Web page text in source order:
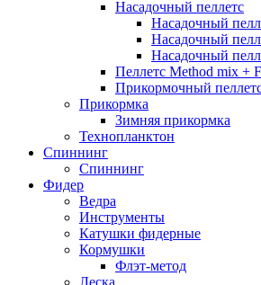
Насадочный пеллетс
Насадочный
Насадочный
Насадочный
Пеллетс Method mix +
Прикормочный
Прикормка
Зимняя прикормка
Технопланктон
Спиннинг
Спиннинг
Фидер
Ведра
Инструменты
Катушки фидерные
Кормушки
Флэт-метод
Леска